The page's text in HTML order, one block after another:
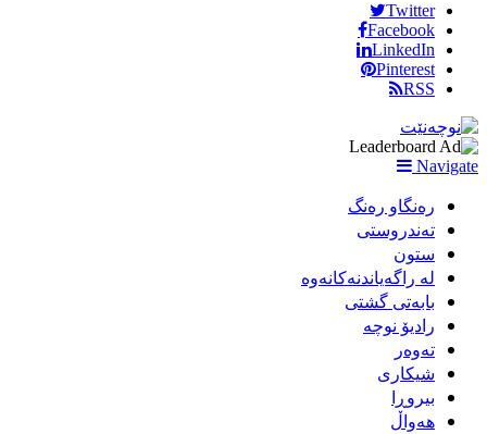
Twitter
Facebook
LinkedIn
Pinterest
RSS
Navigate
رەنگاو رەنگ
تەندروستی
ستون
لە راگەیاندنەکانەوە
بابەتی گشتی
رادیۆ نوچە
تەوەر
شیکاری
بیروڕا
هەواڵ